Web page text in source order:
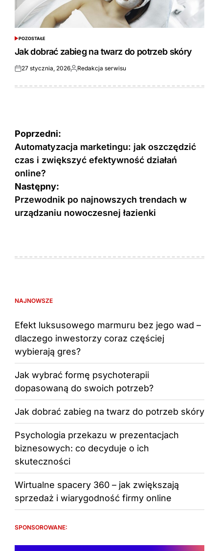
POSTED
IN
POZOSTAŁE
Jak dobrać zabieg na twarz do potrzeb skóry
Opublikowane
27 stycznia, 2026Opublikowane
Redakcja serwisu
Nawigacja
wpisu
Poprzedni:
Automatyzacja marketingu: jak oszczędzić
czas i zwiększyć efektywność działań
online?
Następny:
Przewodnik po najnowszych trendach w
urządzaniu nowoczesnej łazienki
NAJNOWSZE
Efekt luksusowego marmuru bez jego wad –
dlaczego inwestorzy coraz częściej
wybierają gres?
Jak wybrać formę psychoterapii
dopasowaną do swoich potrzeb?
Jak dobrać zabieg na twarz do potrzeb skóry
Psychologia przekazu w prezentacjach
biznesowych: co decyduje o ich
skuteczności
Wirtualne spacery 360 – jak zwiększają
sprzedaż i wiarygodność firmy online
SPONSOROWANE: